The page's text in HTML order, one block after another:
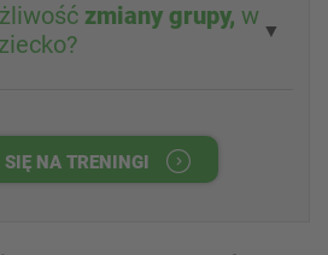
zmiany grupy, w ▼
NA TRENINGI